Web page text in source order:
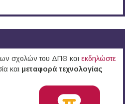
σχολών του ΔΠΘ και εκδηλώστε
και μεταφορά τεχνολογίας